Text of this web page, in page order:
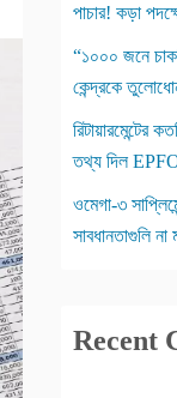
পাচার! কড়া
“১০০০ জনে
কেন্দ্রকে
তথ্য দিল
ওমেগা-৩
সাবধানতাগুলি
Recent